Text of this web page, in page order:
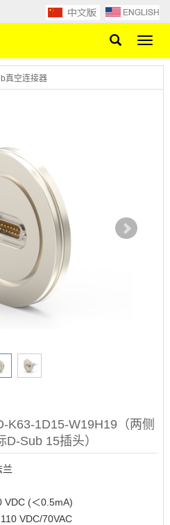
网
导
真空连接器
K63-1D15-W19H19（两侧
Sub 15插头）
兰
VDC (＜0.5mA)
VDC/70VAC